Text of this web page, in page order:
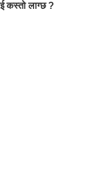
कस्तो लाग्छ ?